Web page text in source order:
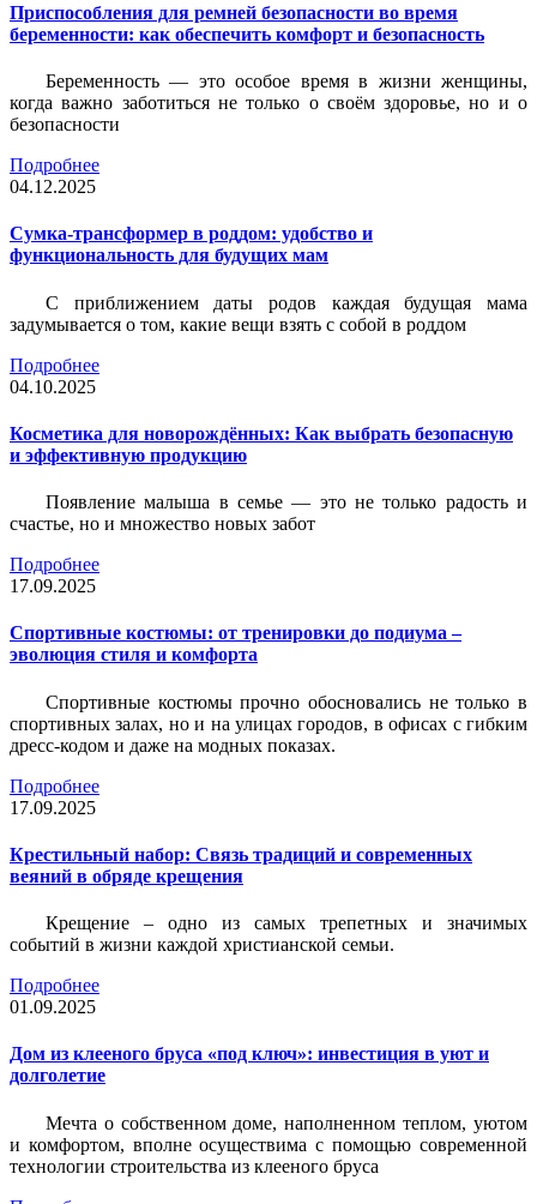
Приспособления для ремней безопасности во время
беременности: как обеспечить комфорт и безопасность
Беременность — это особое время в жизни женщины,
когда важно заботиться не только о своём здоровье, но и о
безопасности
Подробнее
04.12.2025
Сумка-трансформер в роддом: удобство и
функциональность для будущих мам
С приближением даты родов каждая будущая мама
задумывается о том, какие вещи взять с собой в роддом
Подробнее
04.10.2025
Косметика для новорождённых: Как выбрать безопасную
и эффективную продукцию
Появление малыша в семье — это не только радость и
счастье, но и множество новых забот
Подробнее
17.09.2025
Спортивные костюмы: от тренировки до подиума –
эволюция стиля и комфорта
Спортивные костюмы прочно обосновались не только в
спортивных залах, но и на улицах городов, в офисах с гибким
дресс-кодом и даже на модных показах.
Подробнее
17.09.2025
Крестильный набор: Связь традиций и современных
веяний в обряде крещения
Крещение – одно из самых трепетных и значимых
событий в жизни каждой христианской семьи.
Подробнее
01.09.2025
Дом из клееного бруса «под ключ»: инвестиция в уют и
долголетие
Мечта о собственном доме, наполненном теплом, уютом
и комфортом, вполне осуществима с помощью современной
технологии строительства из клееного бруса